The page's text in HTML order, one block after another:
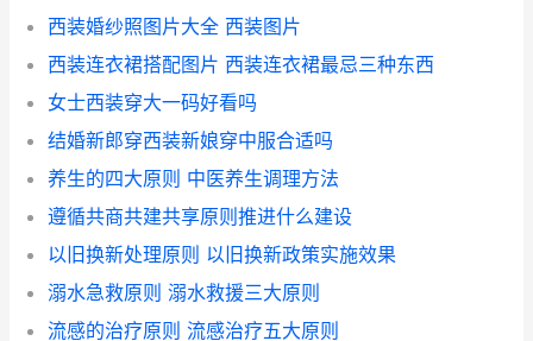
西装婚纱照图片大全 西装图片
西装连衣裙搭配图片 西装连衣裙最忌三种东西
女士西装穿大一码好看吗
结婚新郎穿西装新娘穿中服合适吗
养生的四大原则 中医养生调理方法
遵循共商共建共享原则推进什么建设
以旧换新处理原则 以旧换新政策实施效果
溺水急救原则 溺水救援三大原则
流感的治疗原则 流感治疗五大原则